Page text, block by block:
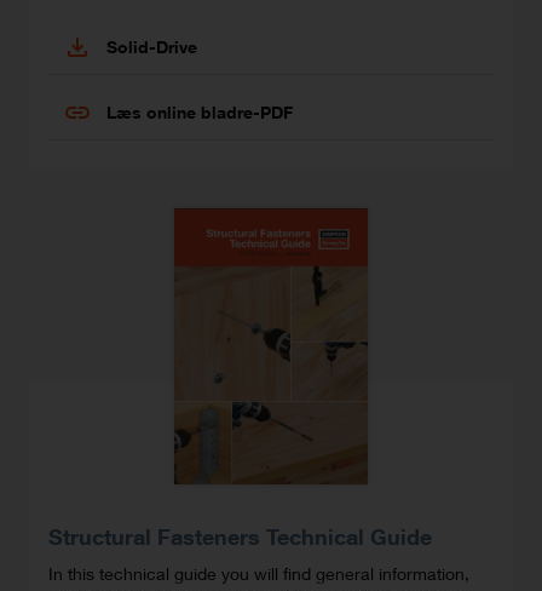
Solid-Drive
Læs online bladre-PDF
Structural Fasteners Technical Guide
In this technical guide you will find general information,